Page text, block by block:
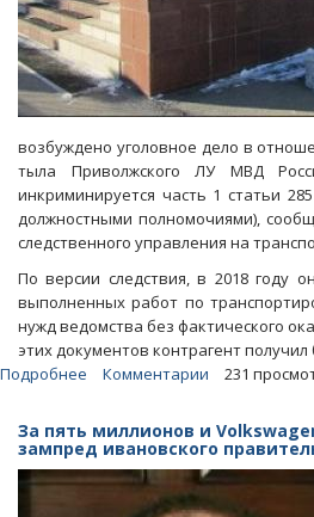
возбуждено уголовное дело в
тыла Приволжского ЛУ МВД
инкриминируется часть 1 статьи
должностными полномочиями),
следственного управления на
По версии следствия, в 2018 году
выполненных работ по
нужд ведомства без фактического
этих документов контрагент
Подробнее
начальника
тыла
Приволжского
Комментарии 231
За пять миллионов и
зампред ивановского